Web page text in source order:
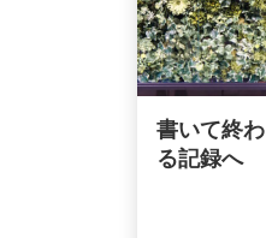
書いて終
る記録へ